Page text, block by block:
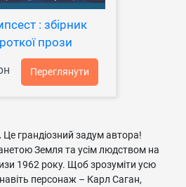
: збірник
прози
Переглянути
Це грандіозний задум автора!
Земля та усім людством на
1962 року. Щоб зрозуміти усю
персонаж – Карл Саган,